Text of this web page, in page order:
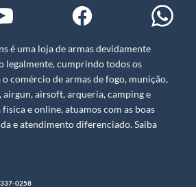
é uma loja de armas devidamente
legalmente, cumprindo todos os
comércio de armas de fogo, munição,
airgun, airsoft, arqueria, camping e
e online, atuamos com as boas
e atendimento diferenciado. Saiba
0258